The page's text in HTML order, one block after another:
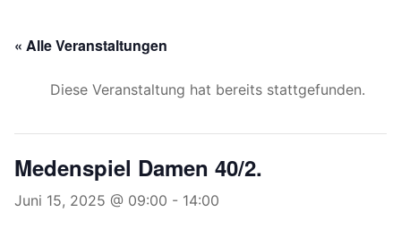
« Alle Veranstaltungen
Diese Veranstaltung hat bereits stattgefunden.
Medenspiel Damen 40/2.
Juni 15, 2025 @ 09:00 - 14:00